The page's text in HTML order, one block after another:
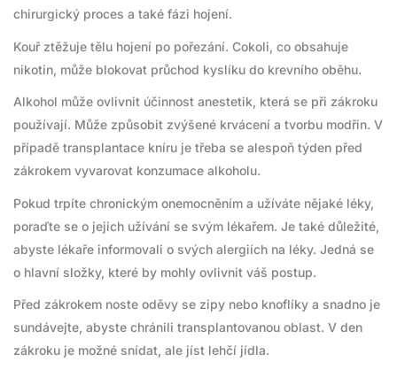
chirurgický proces a také fázi hojení.
Kouř ztěžuje tělu hojení po pořezání. Cokoli, co obsahuje
nikotin, může blokovat průchod kyslíku do krevního oběhu.
Alkohol může ovlivnit účinnost anestetik, která se při zákroku
používají. Může způsobit zvýšené krvácení a tvorbu modřin. V
případě transplantace kníru je třeba se alespoň týden před
zákrokem vyvarovat konzumace alkoholu.
Pokud trpíte chronickým onemocněním a užíváte nějaké léky,
poraďte se o jejich užívání se svým lékařem. Je také důležité,
abyste lékaře informovali o svých alergiích na léky. Jedná se
o hlavní složky, které by mohly ovlivnit váš postup.
Před zákrokem noste oděvy se zipy nebo knoflíky a snadno je
sundávejte, abyste chránili transplantovanou oblast. V den
zákroku je možné snídat, ale jíst lehčí jídla.